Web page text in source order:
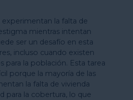
experimentan la falta de
mientras intentan
ser un desafío en esta
incluso cuando existen
para la población. Esta tarea
porque la mayoría de las
la falta de vivienda
para la cobertura, lo que